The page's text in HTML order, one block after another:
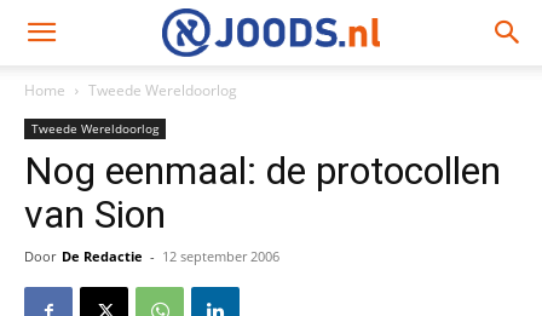
Home Tweede Wereldoorlog
Tweede Wereldoorlog
Nog eenmaal: de protocollen
van Sion
Door De Redactie - 12 september 2006